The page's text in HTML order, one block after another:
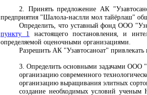
2. Принять предложение АК
предприятия "Шалола-наслли мол тайёрлаш"
Определить, что уставный фонд ООО
пункту 1 настоящего постановления, и
определяемой оценочными организациями.
Разрешить АК "Узавтосаноат"
3. Определить основными задачами ООО
организацию современного
организацию выращивания элитных
создание необходимых условий ученым